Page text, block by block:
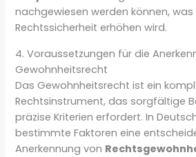
nachgewiesen werden können, was
Rechtssicherheit erhöhen wird.
4. Voraussetzungen für die
Gewohnheitsrecht
Das Gewohnheitsrecht ist ein
Rechtsinstrument, das sorgfältige
präzise Kriterien erfordert. In
bestimmte Faktoren eine
Anerkennung von